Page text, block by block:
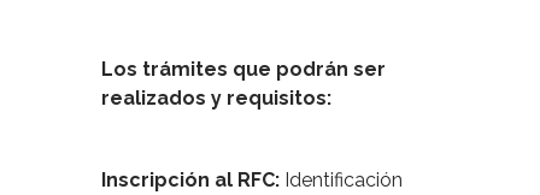
Los trámites que podrán ser
realizados y requisitos:
Inscripción al RFC: Identificación